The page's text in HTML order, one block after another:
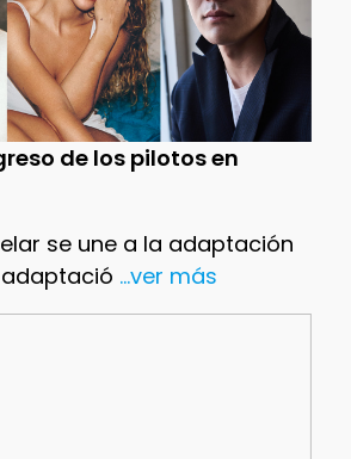
de los pilotos en
se une a la adaptación
...ver más